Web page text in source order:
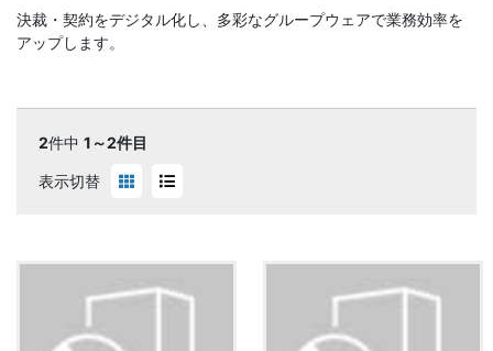
決裁・契約をデジタル化し、多彩なグループウェアで業務効率を
アップします。
2件中 1～2件目
表示切替